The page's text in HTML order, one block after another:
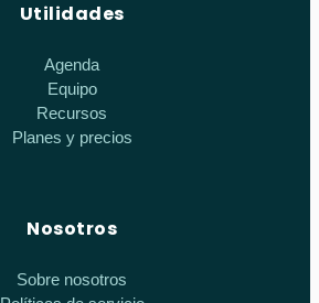
Utilidades
Agenda
Equipo
Recursos
Planes y precios
Nosotros
Sobre nosotros